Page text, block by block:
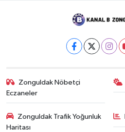
Zonguldak Nöbetçi
Eczaneler
Zonguldak Trafik Yoğunluk
Haritası